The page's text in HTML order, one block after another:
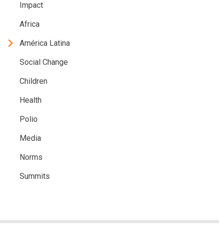
Impact
Africa
América Latina
Social Change
Children
Health
Polio
Media
Norms
Summits